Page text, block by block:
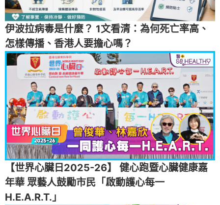
伊波拉病毒是什麼？ 1文看清：為何死亡率高、
怎樣傳播、香港人要擔心嗎？
【世界心臟日2025-26】 健心跑暨心臟健康嘉
年華 眾藝人鼓勵市民「啟動護心每一
H.E.A.R.T.」